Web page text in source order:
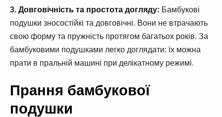
3. Довговічність та простота догляду: Бамбукові
подушки зносостійкі та довговічні. Вони не втрачають
свою форму та пружність протягом багатьох років. За
бамбуковими подушками легко доглядати: їх можна
прати в пральній машині при делікатному режимі.
Прання бамбукової
подушки